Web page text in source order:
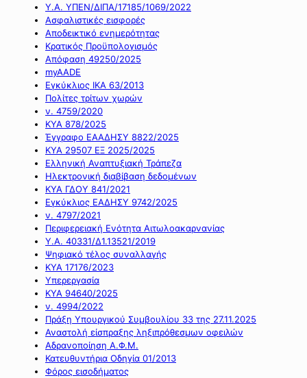
Υ.Α. ΥΠΕΝ/ΔΙΠΑ/17185/1069/2022
Ασφαλιστικές εισφορές
Αποδεικτικό ενημερότητας
Κρατικός Προϋπολογισμός
Απόφαση 49250/2025
myAADE
Εγκύκλιος ΙΚΑ 63/2013
Πολίτες τρίτων χωρών
ν. 4759/2020
ΚΥΑ 878/2025
Έγγραφο ΕΑΑΔΗΣΥ 8822/2025
ΚΥΑ 29507 ΕΞ 2025/2025
Ελληνική Αναπτυξιακή Τράπεζα
Ηλεκτρονική διαβίβαση δεδομένων
ΚΥΑ ΓΔΟΥ 841/2021
Εγκύκλιος ΕΑΔΗΣΥ 9742/2025
ν. 4797/2021
Περιφερειακή Ενότητα Αιτωλοακαρνανίας
Υ.Α. 40331/Δ1.13521/2019
Ψηφιακό τέλος συναλλαγής
ΚΥΑ 17176/2023
Υπερεργασία
ΚΥΑ 94640/2025
ν. 4994/2022
Πράξη Υπουργικού Συμβουλίου 33 της 27.11.2025
Αναστολή είσπραξης ληξιπρόθεσμων οφειλών
Αδρανοποίηση Α.Φ.Μ.
Κατευθυντήρια Οδηγία 01/2013
Φόρος εισοδήματος